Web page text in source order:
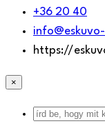
+36 20 40
https://
×